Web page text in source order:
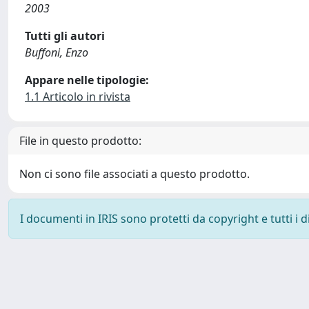
2003
Tutti gli autori
Buffoni, Enzo
Appare nelle tipologie:
1.1 Articolo in rivista
File in questo prodotto:
Non ci sono file associati a questo prodotto.
I documenti in IRIS sono protetti da copyright e tutti i